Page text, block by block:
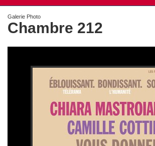
Galerie Photo
Chambre 212